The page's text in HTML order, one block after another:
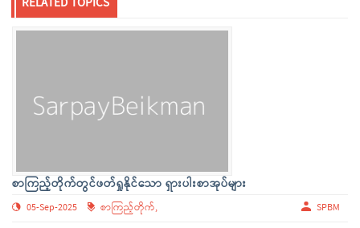
စာကြည့်တိုက်တွင်ဖတ်ရှုနိုင်သော ရှားပါးစာအုပ်များ
05-Sep-2025 စာကြည့်တိုက်, SPBM